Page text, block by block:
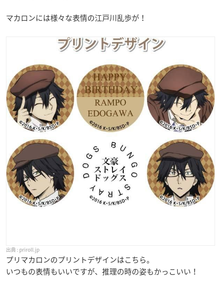
マカロンには様々な表情の江戸川乱歩が！
priroll.jp
プリマカロンのプリントデザインはこちら。
いつもの表情もいいですが、推理の時の姿もかっこいい！